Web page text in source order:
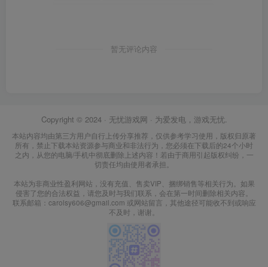
暂无评论内容
Copyright © 2024 · 无忧游戏网 · 为爱发电，游戏无忧.
本站内容均由第三方用户自行上传分享推荐，仅供参考学习使用，版权归原著
所有，禁止下载本站资源参与商业和非法行为，您必须在下载后的24个小时
之内，从您的电脑/手机中彻底删除上述内容！若由于商用引起版权纠纷，一
切责任均由使用者承担。
本站为非商业性盈利网站，没有充值、售卖VIP、捆绑销售等相关行为。如果
侵害了您的合法权益，请您及时与我们联系，会在第一时间删除相关内容。
联系邮箱：carolsy606@gmail.com 或网站留言，其他途径可能收不到或响应
不及时，谢谢。